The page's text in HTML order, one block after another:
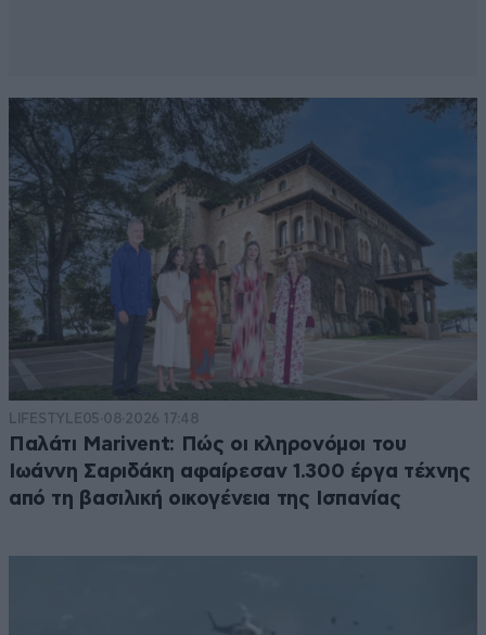
Τελιο ζευγαρι 08·02·2025 09:14
Να ζησουνε
Απαντήστε 0 0
LIFESTYLE05·08·2026 17:48
Παλάτι Marivent: Πώς οι κληρονόμοι του
Ιωάννη Σαριδάκη αφαίρεσαν 1.300 έργα τέχνης
από τη βασιλική οικογένεια της Ισπανίας